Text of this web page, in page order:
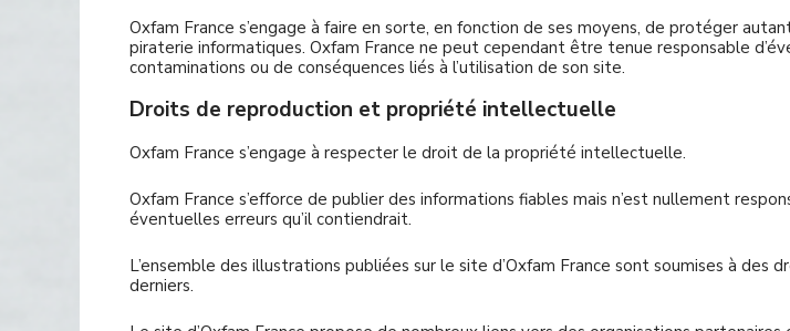
Oxfam France s’engage à faire en sorte, en fonction de ses moyens, de protéger
piraterie informatiques. Oxfam France ne peut cependant être tenue responsable
contaminations ou de conséquences liés à l’utilisation de son site.
Droits de reproduction et propriété intellectuelle
Oxfam France s’engage à respecter le droit de la propriété intellectuelle.
Oxfam France s’efforce de publier des informations fiables mais n’est nullement
éventuelles erreurs qu’il contiendrait.
L’ensemble des illustrations publiées sur le site d’Oxfam France sont soumises à
derniers.